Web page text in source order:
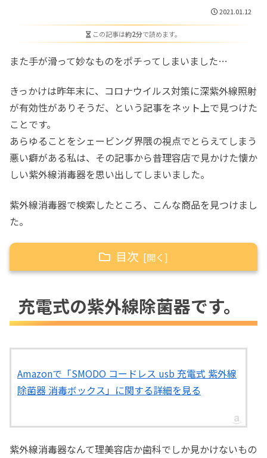
2021.01.12
この記事は約2分で読めます。
また手が滑って妙なものをポチってしまいました…
きっかけは昨年末に、コロナウイルス対策に深紫外線照射
が有効性がありそうだ、という記事をネット上で見つけた
ことです。
あらゆることをシェービング界隈の視点でとらえてしまう
悪い癖がある私は、その記事から昔理容店で見かけた懐か
しい紫外線消毒器を思い出してしまいました。
紫外線消毒器で検索したところ、こんな商品を見つけまし
た。
目次
シェービンググッズを入れてみる
充電式の紫外線除菌器です。
Amazonで「SMODO コードレス usb 充電式 紫外線
除菌器 消毒ボックス」に関する詳細を見る
紫外線消毒器なんて理美容店か歯科でしか見かけないもの